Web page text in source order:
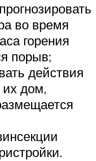
во время
горения
порыв;
действия
их дом,